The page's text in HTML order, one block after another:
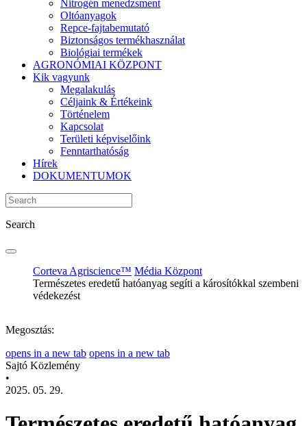
Nitrogén menedzsment
Oltóanyagok
Repce-fajtabemutató
Biztonságos termékhasználat
Biológiai termékek
AGRONÓMIAI KÖZPONT
Kik vagyunk
Megalakulás
Céljaink & Értékeink
Történelem
Kapcsolat
Területi képviselőink
Fenntarthatóság
Hírek
DOKUMENTUMOK
Search
Corteva Agriscience™ Média Központ
Természetes eredetű hatóanyag segíti a károsítókkal szembeni
védekezést
Megosztás:
opens in a new tab opens in a new tab
Sajtó Közlemény
•
2025. 05. 29.